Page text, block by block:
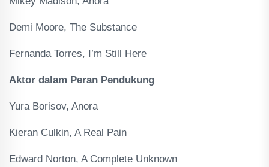
Demi Moore, The Substance
Fernanda Torres, I’m Still Here
Aktor dalam Peran Pendukung
Yura Borisov, Anora
Kieran Culkin, A Real Pain
Edward Norton, A Complete Unknown